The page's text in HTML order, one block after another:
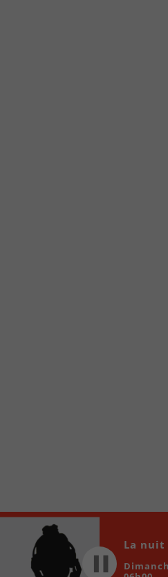
locale vous sont
Audio
Player
00:00 La nuit